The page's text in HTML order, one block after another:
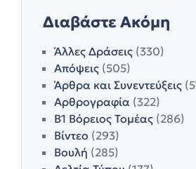
Διαβάστε Ακόμη
Άλλες Δράσεις (330)
Απόψεις (505)
Άρθρα και Συνεντεύξεις
Αρθρογραφία (322)
Β1 Βόρειος Τομέας (286)
Βίντεο (293)
Βουλή (285)